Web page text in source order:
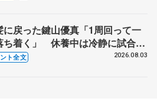
に戻った鍵山優真「1周回って一
ち着く」 休養中は冷静に試合を
る機会にも
ト全文 2026.08.03